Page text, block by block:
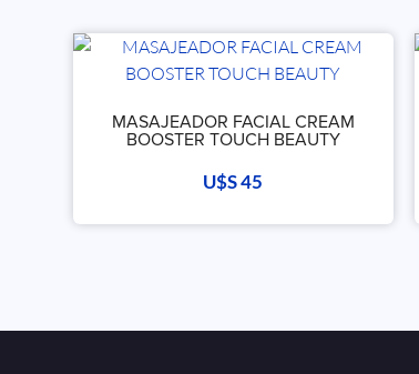
MASAJEADOR FACIAL CREAM
BOOSTER TOUCH BEAUTY
U$S45